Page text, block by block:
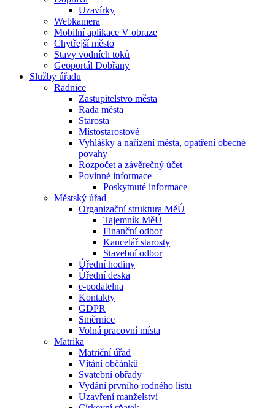
Uzavírky
Webkamera
Mobilní aplikace V obraze
Chytřejší město
Stavy vodních toků
Geoportál Dobřany
Služby úřadu
Radnice
Zastupitelstvo města
Rada města
Starosta
Místostarostové
Vyhlášky a nařízení města, opatření obecné
povahy
Rozpočet a závěrečný účet
Povinné informace
Poskytnuté informace
Městský úřad
Organizační struktura MěÚ
Tajemník MěÚ
Finanční odbor
Kancelář starosty
Stavební odbor
Úřední hodiny
Úřední deska
e-podatelna
Kontakty
GDPR
Směrnice
Volná pracovní místa
Matrika
Matriční úřad
Vítání občánků
Svatební obřady
Vydání prvního rodného listu
Uzavření manželství